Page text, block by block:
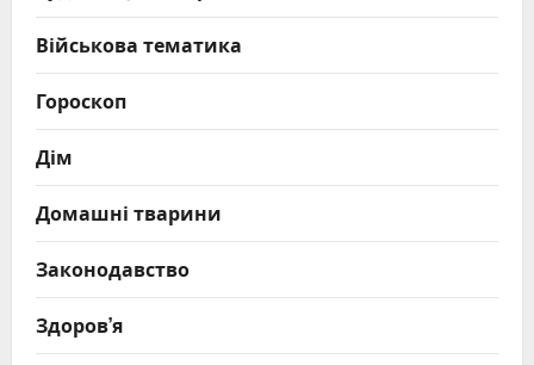
Військова тематика
Гороскоп
Дім
Домашні тварини
Законодавство
Здоров’я